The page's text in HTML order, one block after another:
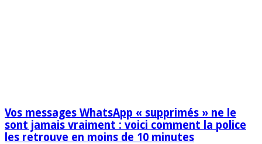
Vos messages WhatsApp « supprimés » ne le
sont jamais vraiment : voici comment la police
les retrouve en moins de 10 minutes